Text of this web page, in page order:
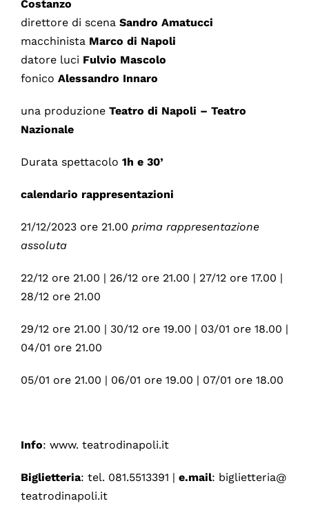
Costanzo
direttore di scena Sandro Amatucci
macchinistaMarco di Napoli
datore luci Fulvio Mascolo
fonico Alessandro Innaro
una produzione Teatro di Napoli – Teatro
Nazionale
Durata spettacolo 1h e 30’
calendario rappresentazioni
21/12/2023 ore 21.00 prima rappresentazione
assoluta
22/12 ore 21.00 | 26/12 ore 21.00 | 27/12 ore 17.00 |
28/12 ore 21.00
29/12 ore 21.00 | 30/12 ore 19.00 | 03/01 ore 18.00 |
04/01 ore 21.00
05/01 ore 21.00 | 06/01 ore 19.00 | 07/01 ore 18.00
Info: www. teatrodinapoli.it
Biglietteria: tel. 081.5513391 | e.mail: biglietteria@
teatrodinapoli.it